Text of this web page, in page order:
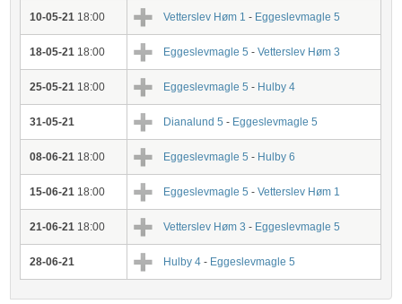
10-05-21 18:00 Vetterslev Høm 1- Eggeslevmagle 5
18-05-21 18:00 Eggeslevmagle 5-Vetterslev Høm 3
25-05-21 18:00 Eggeslevmagle 5- Hulby 4
31-05-21 Dianalund 5- Eggeslevmagle 5
08-06-21 18:00 Eggeslevmagle 5- Hulby 6
15-06-21 18:00 Eggeslevmagle 5-Vetterslev Høm 1
21-06-21 18:00 Vetterslev Høm 3- Eggeslevmagle 5
28-06-21 Hulby 4- Eggeslevmagle 5